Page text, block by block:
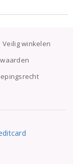
Veilig winkelen